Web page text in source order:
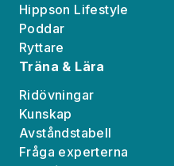
Hippson Lifestyle
Poddar
Ryttare
Träna & Lära
Ridövningar
Kunskap
Avståndstabell
Fråga experterna